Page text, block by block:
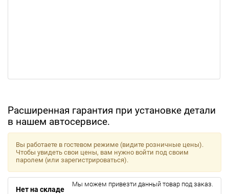
Расширенная гарантия при установке детали
в нашем автосервисе.
Вы работаете в гостевом режиме (видите розничные цены).
Чтобы увидеть свои цены, вам нужно войти под своим
паролем (или зарегистрироваться).
Нет на складе
Мы можем привезти данный товар под заказ.